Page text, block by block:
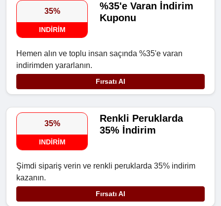
35%
INDIRIM
%35'e Varan İndirim
Kuponu
Hemen alın ve toplu insan saçında %35'e varan
indirimden yararlanın.
Fırsatı Al
35%
INDIRIM
Renkli Peruklarda
35% İndirim
Şimdi sipariş verin ve renkli peruklarda 35% indirim
kazanın.
Fırsatı Al